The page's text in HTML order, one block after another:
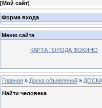
[Мой сайт]
Форма входа
Меню сайта
КАРТА ГОРОДА ФОКИНО
Главная » Доска объявлений »
Найти человека